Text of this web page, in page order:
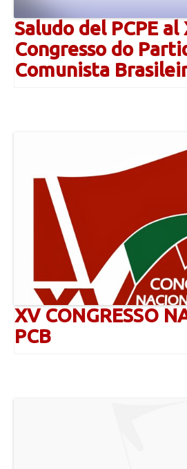
Saludo del PCPE al
Congresso do
Comunista
XV CONGRESSO
PCB